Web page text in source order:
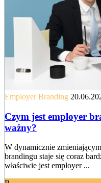
Employer Branding
Czym jest employer
ważny?
W dynamicznie
brandingu staje się coraz
właściwie jest employer ...